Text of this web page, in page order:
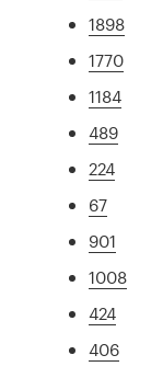
1898
1770
1184
489
224
67
901
1008
424
406